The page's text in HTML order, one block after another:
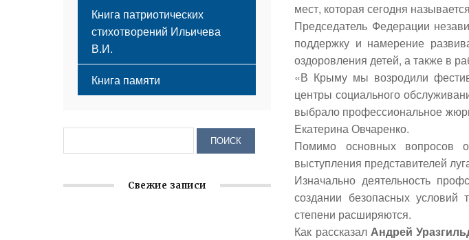
мест, которая сегодня
Председатель Федерации
поддержку и намерение
оздоровления детей, а также в
«В Крыму мы возродили
центры социального
выбрало профессиональное
Екатерина Овчаренко.
Помимо основных вопросов
выступления представителей
Изначально деятельность
создании безопасных
степени расширяются.
Как рассказалАндрей
Книга патриотических
стихотворений Ильичева
В.И.
Книга памяти
Свежие записи